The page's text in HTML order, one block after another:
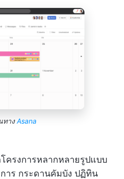
ทางAsana
ครงการหลากหลายรูปแบบ
าร กระดานคัมบัง ปฏิทิน